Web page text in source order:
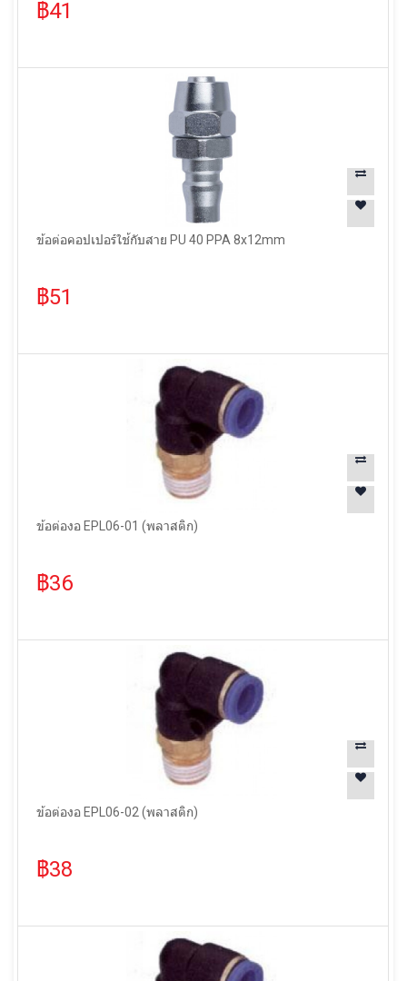
฿41
ข้อต่อคอปเปอร์ใช้กับสาย PU 40 PPA 8x12mm
฿51
ข้อต่องอ EPL06-01 (พลาสติก)
฿36
ข้อต่องอ EPL06-02 (พลาสติก)
฿38